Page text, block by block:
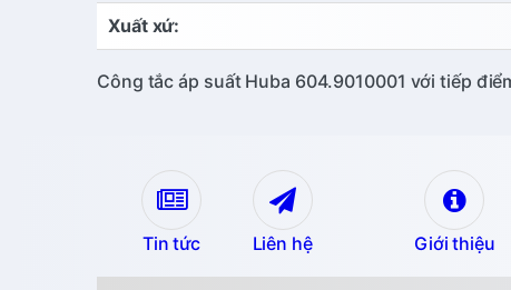
Xuất xứ:
Công tắc áp suất Huba 604.9010001 với tiếp
Tin tức Liên hệ Giới thiệu